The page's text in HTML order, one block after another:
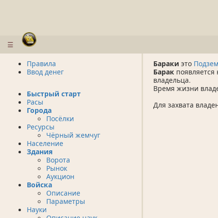
☰
Бараки это
Барак
владельца.
Время жизни
Для захвата
Правила
Ввод денег
Быстрый старт
Расы
Города
Посёлки
Ресурсы
Чёрный жемчуг
Население
Здания
Ворота
Рынок
Аукцион
Войска
Описание
Параметры
Науки